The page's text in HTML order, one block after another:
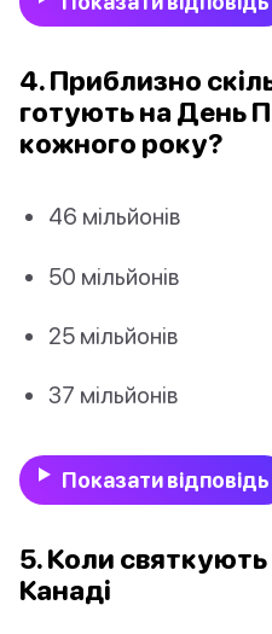
4. Приблизно
готують на День
кожного року?
46 мільйонів
50 мільйонів
25 мільйонів
37 мільйонів
Показати відповідь
5. Коли
Канаді